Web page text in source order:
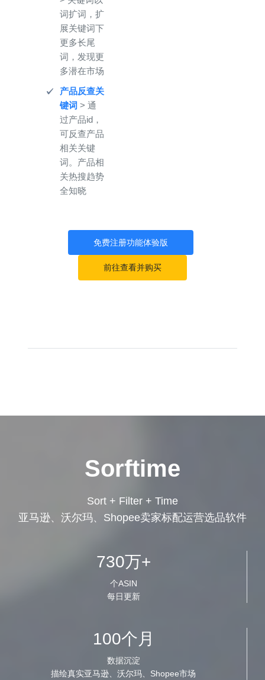
词扩词，扩
展关键词下
更多长尾
词，发现更
多潜在市场
产品反查关
键词 > 通
过产品id，
可反查产品
相关关键
词。产品相
关热搜趋势
全知晓
免费注册功能体验版
前往查看并购买
Sorftime
Sort + Filter + Time
亚马逊、沃尔玛、Shopee卖家标配运营选品软件
730万+
个ASIN
每日更新
100个月
数据沉淀
描绘真实亚马逊、沃尔玛、Shopee市场